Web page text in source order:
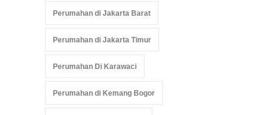
Perumahan di Jakarta Barat
Perumahan di Jakarta Timur
Perumahan Di Karawaci
Perumahan di Kemang Bogor